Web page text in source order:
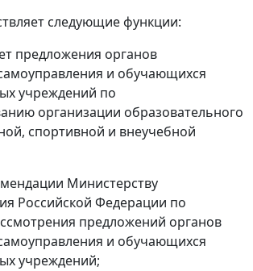
следующие функции:
предложения органов
и обучающихся
учреждений по
организации образовательного
спортивной и внеучебной
Министерству
Российской Федерации по
предложений органов
и обучающихся
учреждений;